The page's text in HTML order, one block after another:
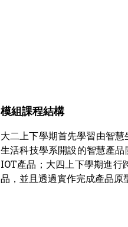
模組課程結構
大二上下學期首先學習由智
生活科技學系開設的智慧產
IOT產品；大四上下學期進行
品，並且透過實作完成產品原